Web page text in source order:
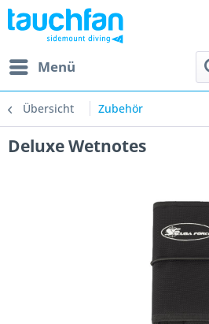
Menü
Übersicht Zubehör
Deluxe Wetnotes